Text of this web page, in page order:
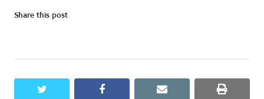
Share this post
twitter facebook email print